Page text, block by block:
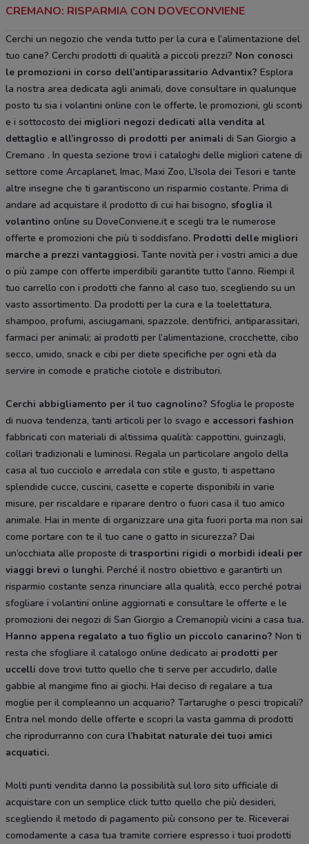
CREMANO: RISPARMIA CON DOVECONVIENE
Cerchi un negozio che venda tutto per la cura e l’alimentazione del
tuo cane? Cerchi prodotti di qualità a piccoli prezzi? Non conosci
le promozioni in corso dell’antiparassitario Advantix? Esplora
la nostra area dedicata agli animali, dove consultare in qualunque
posto tu sia i volantini online con le offerte, le promozioni, gli sconti
e i sottocosto dei migliori negozi dedicati alla vendita al
dettaglio e all’ingrosso di prodotti per animali di San Giorgio a
Cremano . In questa sezione trovi i cataloghi delle migliori catene di
settore come Arcaplanet, Imac, Maxi Zoo, L’Isola dei Tesori e tante
altre insegne che ti garantiscono un risparmio costante. Prima di
andare ad acquistare il prodotto di cui hai bisogno, sfoglia il
volantino online su DoveConviene.it e scegli tra le numerose
offerte e promozioni che più ti soddisfano. Prodotti delle migliori
marche a prezzi vantaggiosi. Tante novità per i vostri amici a due
o più zampe con offerte imperdibili garantite tutto l’anno. Riempi il
tuo carrello con i prodotti che fanno al caso tuo, scegliendo su un
vasto assortimento. Da prodotti per la cura e la toelettatura,
shampoo, profumi, asciugamani, spazzole, dentifrici, antiparassitari,
farmaci per animali; ai prodotti per l’alimentazione, crocchette, cibo
secco, umido, snack e cibi per diete specifiche per ogni età da
servire in comode e pratiche ciotole e distributori.
Cerchi abbigliamento per il tuo cagnolino? Sfoglia le proposte
di nuova tendenza, tanti articoli per lo svago e accessori fashion
fabbricati con materiali di altissima qualità: cappottini, guinzagli,
collari tradizionali e luminosi. Regala un particolare angolo della
casa al tuo cucciolo e arredala con stile e gusto, ti aspettano
splendide cucce, cuscini, casette e coperte disponibili in varie
misure, per riscaldare e riparare dentro o fuori casa il tuo amico
animale. Hai in mente di organizzare una gita fuori porta ma non sai
come portare con te il tuo cane o gatto in sicurezza? Dai
un’occhiata alle proposte ditrasportini rigidi o morbidi ideali per
viaggi brevi o lunghi. Perché il nostro obiettivo e garantirti un
risparmio costante senza rinunciare alla qualità, ecco perché potrai
sfogliare i volantini online aggiornati e consultare le offerte e le
promozioni dei negozi di San Giorgio a Cremanopiù vicini a casa tua.
Hanno appena regalato a tuo figlio un piccolo canarino? Non ti
resta che sfogliare il catalogo online dedicato ai prodotti per
uccelli dove trovi tutto quello che ti serve per accudirlo, dalle
gabbie al mangime fino ai giochi. Hai deciso di regalare a tua
moglie per il compleanno un acquario? Tartarughe o pesci tropicali?
Entra nel mondo delle offerte e scopri la vasta gamma di prodotti
che riprodurranno con cura l’habitat naturale dei tuoi amici
acquatici.
Molti punti vendita danno la possibilità sul loro sito ufficiale di
acquistare con un semplice click tutto quello che più desideri,
scegliendo il metodo di pagamento più consono per te. Riceverai
comodamente a casa tua tramite corriere espresso i tuoi prodotti